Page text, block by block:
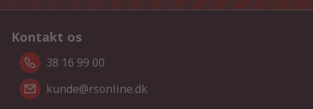
Kontakt os
38 16 99 00
kunde@rsonline.dk